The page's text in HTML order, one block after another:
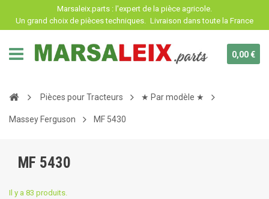
Marsaleix.parts : l'expert de la pièce agricole.
Un grand choix de pièces techniques. Livraison dans toute la France
0,00 €
Pièces pour Tracteurs ★ Par modèle ★
Massey Ferguson MF 5430
MF 5430
Il y a 83 produits.
Panneau de gestion des cookies